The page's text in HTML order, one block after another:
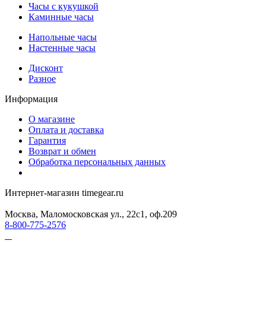
Часы с кукушкой
Каминные часы
Напольные часы
Настенные часы
Дисконт
Разное
Информация
О магазине
Оплата и доставка
Гарантия
Возврат и обмен
Обработка персональных данных
Интернет-магазин timegear.ru
Москва, Маломосковская ул., 22с1, оф.209
8-800-775-2576